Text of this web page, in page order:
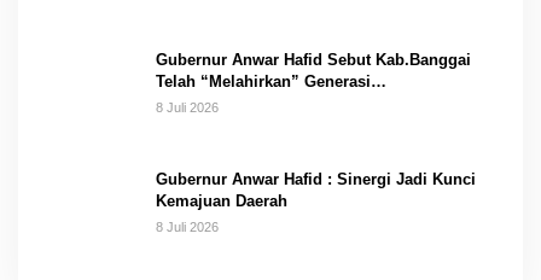
Gubernur Anwar Hafid Sebut Kab.Banggai
Telah “Melahirkan” Generasi…
8 Juli 2026
Gubernur Anwar Hafid : Sinergi Jadi Kunci
Kemajuan Daerah
8 Juli 2026